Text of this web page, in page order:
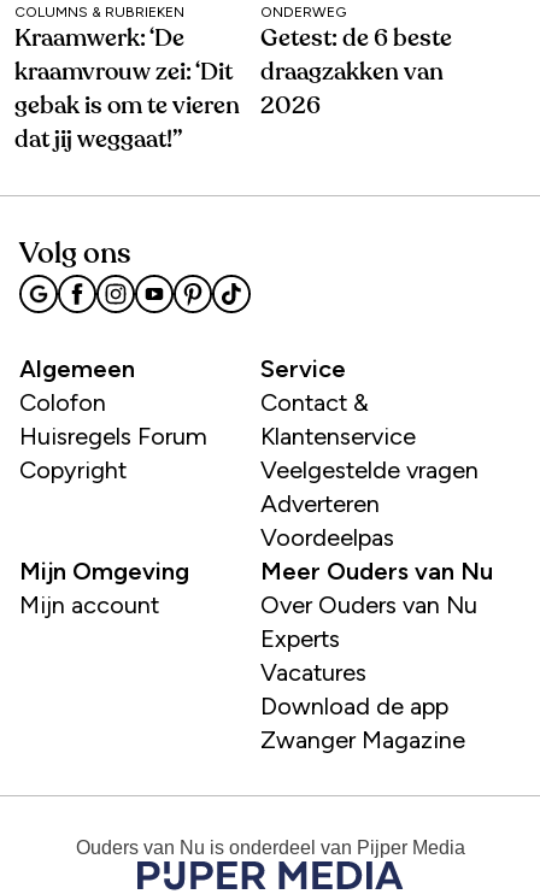
COLUMNS & RUBRIEKEN
Kraamwerk: ‘De
kraamvrouw zei: ‘Dit
gebak is om te vieren
dat jij weggaat!’’
ONDERWEG
Getest: de 6 beste
draagzakken van
2026
Volg ons
Algemeen
Colofon
Huisregels Forum
Copyright
Service
Contact &
Klantenservice
Veelgestelde vragen
Adverteren
Voordeelpas
Mijn Omgeving
Mijn account
Meer Ouders van Nu
Over Ouders van Nu
Experts
Vacatures
Download de app
Zwanger Magazine
Ouders van Nu is onderdeel van Pijper Media